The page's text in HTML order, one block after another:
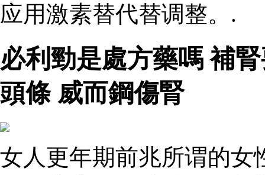
应用激素替代替调整。.
必利勁是處方藥嗎 補
頭條 威而鋼傷腎
女人更年期前兆所谓的女